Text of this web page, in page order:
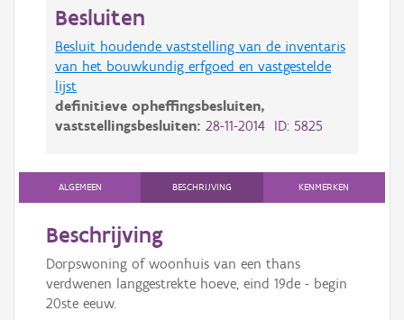
Besluiten
Besluit houdende vaststelling van de inventaris
van het bouwkundig erfgoed en vastgestelde
lijst
definitieve opheffingsbesluiten,
vaststellingsbesluiten: 28-11-2014 ID: 5825
ALGEMEEN BESCHRIJVING KENMERKEN
Beschrijving
Dorpswoning of woonhuis van een thans
verdwenen langgestrekte hoeve, eind 19de - begin
20ste eeuw.